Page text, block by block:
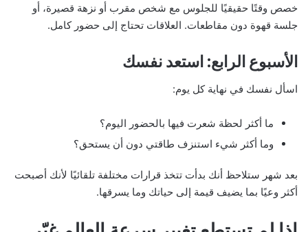
خصص وقتًا حقيقيًا للجلوس مع شخص مقرب أو نزهة قصيرة، أو
جلسة قهوة دون مقاطعات. العلاقات تحتاج إلى حضور كامل.
الأسبوع الرابع: استعد نفسك
اسأل نفسك في نهاية كل يوم:
ما أكثر لحظة شعرت فيها بالحضور اليوم؟
وما أكثر شيء استنزف طاقتي دون أن يستحق؟
بعد شهر ستلاحظ أنك بدأت تتخذ قرارات مختلفة تلقائيًا لأنك أصبحت
أكثر وعيًا بما يضيف قيمة إلى حياتك وما يسرقها.